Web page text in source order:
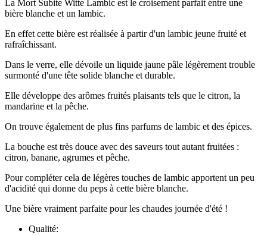
La Mort Subite Witte Lambic est le croisement parfait entre une
bière blanche et un lambic.
En effet cette bière est réalisée à partir d'un lambic jeune fruité et
rafraîchissant.
Dans le verre, elle dévoile un liquide jaune pâle légèrement trouble
surmonté d'une tête solide blanche et durable.
Elle développe des arômes fruités plaisants tels que le citron, la
mandarine et la pêche.
On trouve également de plus fins parfums de lambic et des épices.
La bouche est très douce avec des saveurs tout autant fruitées :
citron, banane, agrumes et pêche.
Pour compléter cela de légères touches de lambic apportent un peu
d'acidité qui donne du peps à cette bière blanche.
Une bière vraiment parfaite pour les chaudes journée d'été !
Qualité: